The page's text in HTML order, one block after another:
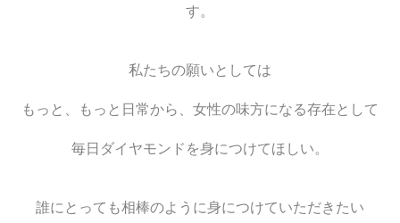
す。
私たちの願いとしては
もっと、もっと日常から、女性の味方になる存在として
毎日ダイヤモンドを身につけてほしい。
誰にとっても相棒のように身につけていただきたい